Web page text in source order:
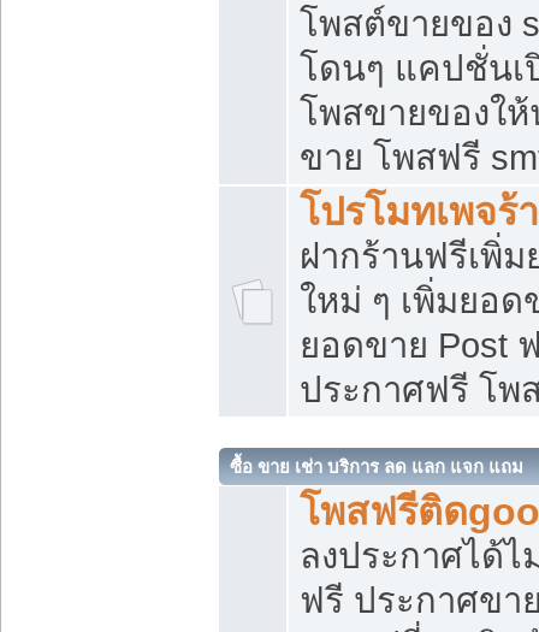
โพสต์ขายของ
โดนๆ แคปชั่นเ
โพสขายของใ
ขาย โพสฟรี
โปรโมทเพจร้
ฝากร้านฟรีเพิ่
ใหม่ ๆ เพิ่มยอด
ยอดขาย Post
ประกาศฟรี โพ
ซื้อ ขาย เช่า บริการ ลด แลก แจก แถม
โพสฟรีติด
ลงประกาศได้
ฟรี ประกาศข